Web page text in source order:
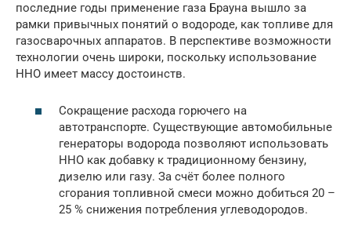
последние годы применение газа Брауна вышло за
рамки привычных понятий о водороде, как топливе для
газосварочных аппаратов. В перспективе возможности
технологии очень широки, поскольку использование
HHO имеет массу достоинств.
Сокращение расхода горючего на
автотранспорте. Существующие автомобильные
генераторы водорода позволяют использовать
HHO как добавку к традиционному бензину,
дизелю или газу. За счёт более полного
сгорания топливной смеси можно добиться 20 –
25 % снижения потребления углеводородов.